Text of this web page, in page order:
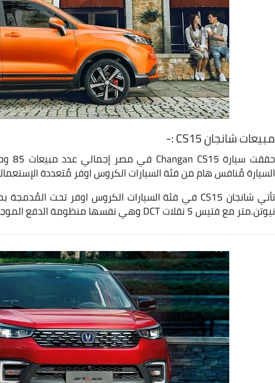
مبيعات شانجان CS15 :-
السيارة مُنافس هام من فئة السيارات الكروس اوفر مُتعددة
نيوتن.متر مع فتيس 5 نقلات DCT وهي نفسها منظومة الدفع الموجودة في شانجان السفن.